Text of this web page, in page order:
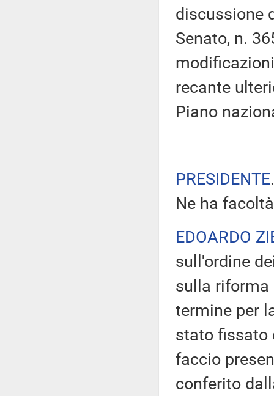
discussione
Senato, n.
recante
Piano
PRESIDENTE
Ne ha
EDOARDO
sull'ordine
sulla riforma
termine per
stato fissato
faccio
conferito